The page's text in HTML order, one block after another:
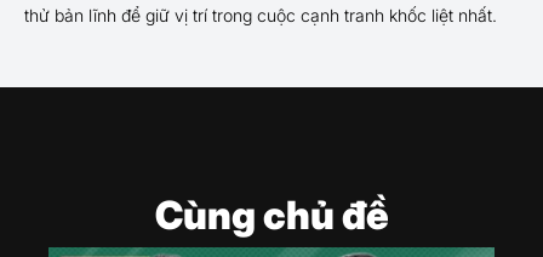
thử bản lĩnh để giữ vị trí trong cuộc cạnh tranh khốc liệt nhất.
Cùng chủ đề